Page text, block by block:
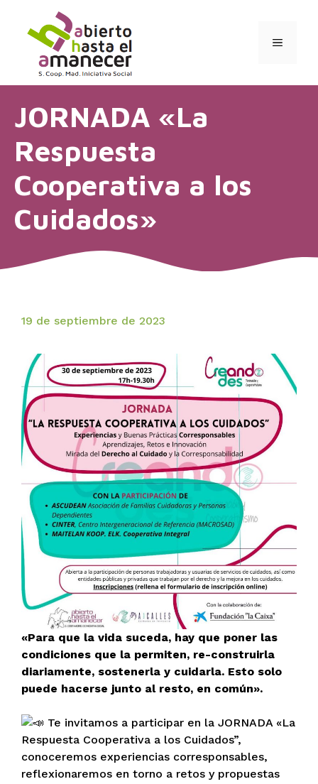
contenido
MENÚ
JORNADA «La
Respuesta
Cooperativa a los
Cuidados»
19 de septiembre de 2023
«Para que la vida suceda, hay que poner las
condiciones que la permiten, re-construirla
diariamente, sostenerla y cuidarla. Esto solo
puede hacerse junto al resto, en común».
Te invitamos a participar en la JORNADA «La
Respuesta Cooperativa a los Cuidados”,
conoceremos experiencias corresponsables,
reflexionaremos en torno a retos y propuestas